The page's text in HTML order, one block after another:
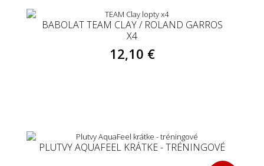
BABOLAT TEAM CLAY / ROLAND GARROS
X4
12,10 €
PLUTVY AQUAFEEL KRÁTKE - TRÉNINGOVÉ